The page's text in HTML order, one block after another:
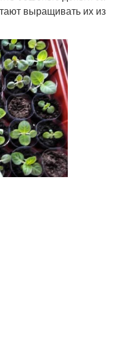
выращивать их из